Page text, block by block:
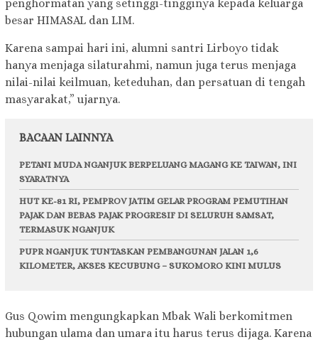
penghormatan yang setinggi-tingginya kepada keluarga
besar HIMASAL dan LIM.
Karena sampai hari ini, alumni santri Lirboyo tidak
hanya menjaga silaturahmi, namun juga terus menjaga
nilai-nilai keilmuan, keteduhan, dan persatuan di tengah
masyarakat,” ujarnya.
BACAAN LAINNYA
PETANI MUDA NGANJUK BERPELUANG MAGANG KE TAIWAN, INI
SYARATNYA
HUT KE-81 RI, PEMPROV JATIM GELAR PROGRAM PEMUTIHAN
PAJAK DAN BEBAS PAJAK PROGRESIF DI SELURUH SAMSAT,
TERMASUK NGANJUK
PUPR NGANJUK TUNTASKAN PEMBANGUNAN JALAN 1,6
KILOMETER, AKSES KECUBUNG – SUKOMORO KINI MULUS
Gus Qowim mengungkapkan Mbak Wali berkomitmen
hubungan ulama dan umara itu harus terus dijaga. Karena